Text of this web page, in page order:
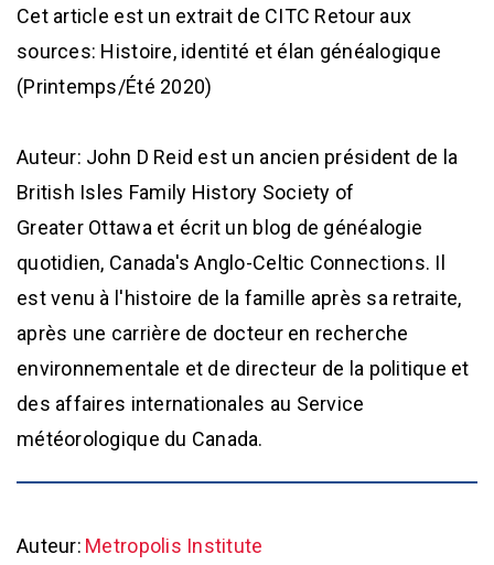
Cet article est un extrait de CITC Retour aux
sources: Histoire, identité et élan généalogique
(Printemps/Été 2020)
Auteur: John D Reid est un ancien président de la
British Isles Family History Society of
Greater Ottawa et écrit un blog de généalogie
quotidien, Canada's Anglo-Celtic Connections. Il
est venu à l'histoire de la famille après sa retraite,
après une carrière de docteur en recherche
environnementale et de directeur de la politique et
des affaires internationales au Service
météorologique du Canada.
Auteur: Metropolis Institute